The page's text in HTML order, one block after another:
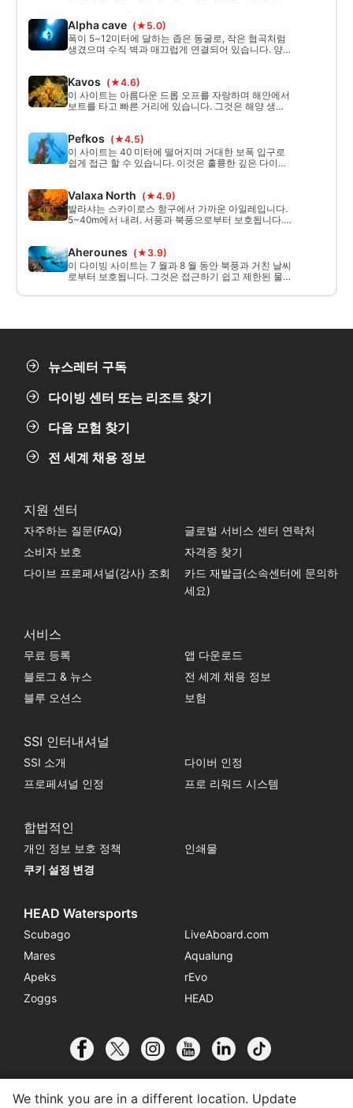
다.
Alpha cave (★5.0)
폭이 5~12미터에 달하는 좁은 동굴로, 작은 협곡처럼
생겼으며 수직 벽과 매끄럽게 연결되어 있습니다. 양
을 자아냅니다!
Kavos (★4.6)
이 사이트는 아름다운 드롭 오프를 자랑하며 해안에서
보트를 타고 빠른 거리에 있습니다. 그것은 해양 생물
Pefkos (★4.5)
이 사이트는 40 미터에 떨어지며 거대한 보폭 입구로
쉽게 접근 할 수 있습니다. 이것은 훌륭한 깊은 다이빙
Valaxa North (★4.9)
발라샤는 스카이로스 항구에서 가까운 아일레입니다.
5~40m에서 내려. 서풍과 북풍으로부터 보호됩니다.
Aherounes (★3.9)
이 다이빙 사이트는 7 월과 8 월 동안 북풍과 거친 날씨
로부터 보호됩니다. 그것은 접근하기 쉽고 제한된 물
뉴스레터 구독
다이빙 센터 또는 리조트 찾기
다음 모험 찾기
전 세계 채용 정보
지원 센터
자주하는 질문(FAQ)
글로벌 서비스 센터 연락처
소비자 보호
자격증 찾기
다이브 프로페셔널(강사) 조회
카드 재발급(소속센터에 문의하
세요)
서비스
무료 등록
앱 다운로드
블로그 & 뉴스
전 세계 채용 정보
블루 오션스
보험
SSI 인터내셔널
SSI 소개
다이버 인정
프로페셔널 인정
프로 리워드 시스템
합법적인
개인 정보 보호 정책
인쇄물
쿠키 설정 변경
HEAD Watersports
Scubago
LiveAboard.com
Mares
Aqualung
Apeks
rEvo
Zoggs
HEAD
We think you are in a different location. Update